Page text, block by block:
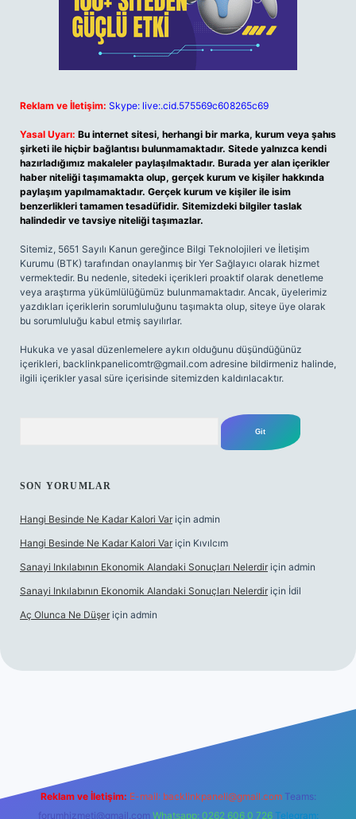
Reklam ve İletişim: Skype: live:.cid.575569c608265c69
Yasal Uyarı: Bu internet sitesi, herhangi bir marka, kurum veya şahıs
şirketi ile hiçbir bağlantısı bulunmamaktadır. Sitede yalnızca kendi
hazırladığımız makaleler paylaşılmaktadır. Burada yer alan içerikler
haber niteliği taşımamakta olup, gerçek kurum ve kişiler hakkında
paylaşım yapılmamaktadır. Gerçek kurum ve kişiler ile isim
benzerlikleri tamamen tesadüfidir. Sitemizdeki bilgiler taslak
halindedir ve tavsiye niteliği taşımazlar.
Sitemiz, 5651 Sayılı Kanun gereğince Bilgi Teknolojileri ve İletişim
Kurumu (BTK) tarafından onaylanmış bir Yer Sağlayıcı olarak hizmet
vermektedir. Bu nedenle, sitedeki içerikleri proaktif olarak denetleme
veya araştırma yükümlülüğümüz bulunmamaktadır. Ancak, üyelerimiz
yazdıkları içeriklerin sorumluluğunu taşımakta olup, siteye üye olarak
bu sorumluluğu kabul etmiş sayılırlar.
Hukuka ve yasal düzenlemelere aykırı olduğunu düşündüğünüz
içerikleri, backlinkpanelicomtr@gmail.com adresine bildirmeniz halinde,
ilgili içerikler yasal süre içerisinde sitemizden kaldırılacaktır.
SON YORUMLAR
Hangi Besinde Ne Kadar Kalori Var için admin
Hangi Besinde Ne Kadar Kalori Var için Kıvılcım
Sanayi Inkılabının Ekonomik Alandaki Sonuçları Nelerdir için admin
Sanayi Inkılabının Ekonomik Alandaki Sonuçları Nelerdir için İdil
Aç Olunca Ne Düşer için admin
Reklam ve İletişim: E-mail: backlinkpaneli@gmail.com Teams:
forumhizmeti@gmail.com Whatsapp: 0262 606 0 726 Telegram: